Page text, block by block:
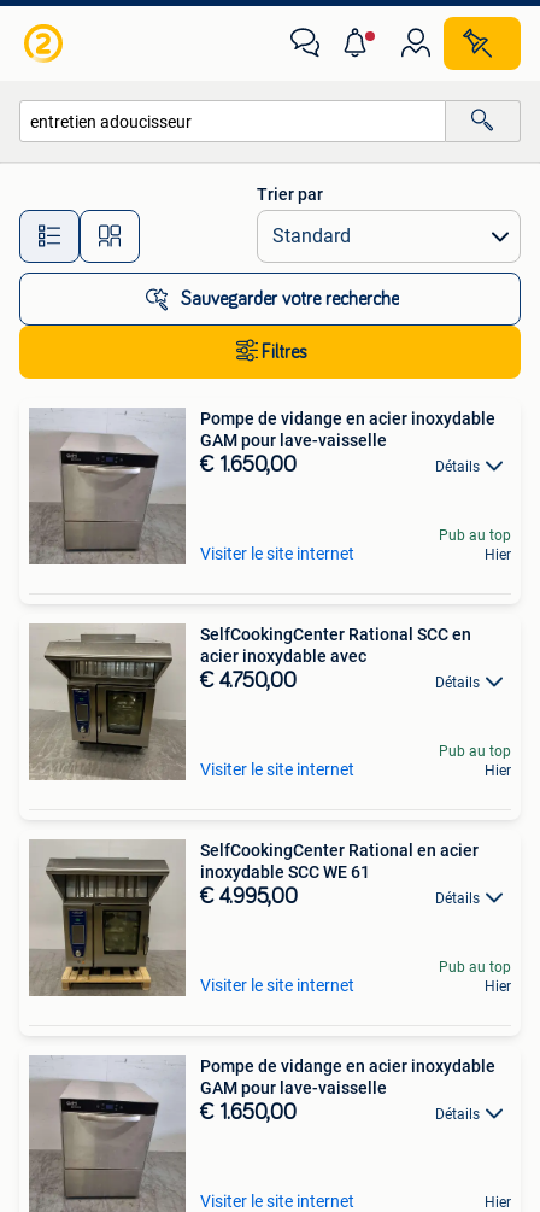
Toutes les distances…
Trier par
Sauvegarder votre recherche
Filtres
Pompe de vidange en acier inoxydable
GAM pour lave-vaisselle
€ 1.650,00 Détails
Visiter le site internet
Pub au top
Hier
SelfCookingCenter Rational SCC en
acier inoxydable avec
€ 4.750,00 Détails
Visiter le site internet
Pub au top
Hier
SelfCookingCenter Rational en acier
inoxydable SCC WE 61
€ 4.995,00 Détails
Visiter le site internet
Pub au top
Hier
Pompe de vidange en acier inoxydable
GAM pour lave-vaisselle
€ 1.650,00 Détails
Visiter le site internet Hier